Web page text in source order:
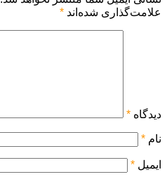
علامت‌گذاری شده‌اند *
دیدگاه *
نام *
ایمیل *